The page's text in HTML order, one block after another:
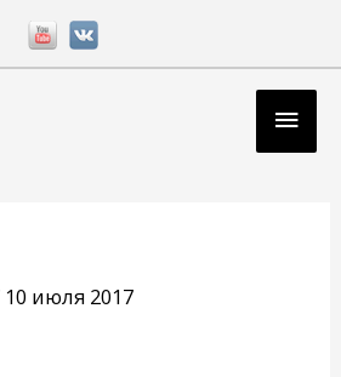
10 июля 2017